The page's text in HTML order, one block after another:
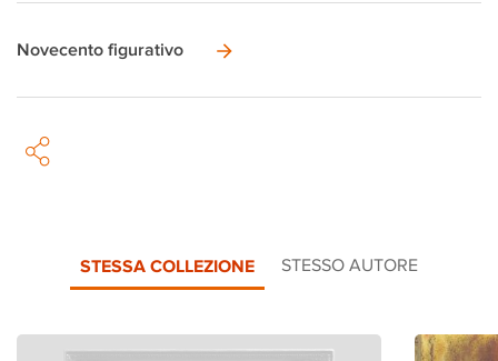
Novecento figurativo
STESSA COLLEZIONE STESSO AUTORE